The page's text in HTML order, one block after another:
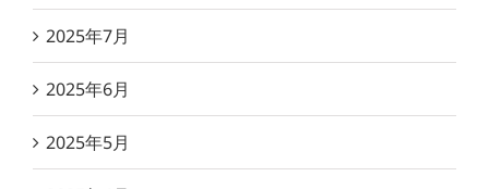
2025年7月
2025年6月
2025年5月